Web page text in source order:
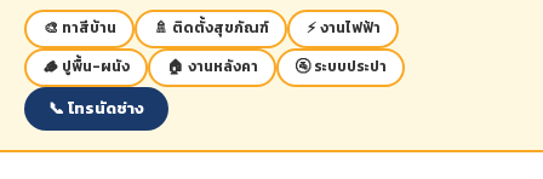
การปูกระเบื้อง ผนังกันดิน ช่อง
ลิฟท์และอุโมงค์
🎨 ทาสีบ้าน 🚿 ติดตั้งสุขภัณฑ์
⚡ งานไฟฟ้า
🪵 ปูพื้น-ผนัง
🏠 งานหลังคา 🚰 ระบบประปา
📞 โทรนัดช่าง